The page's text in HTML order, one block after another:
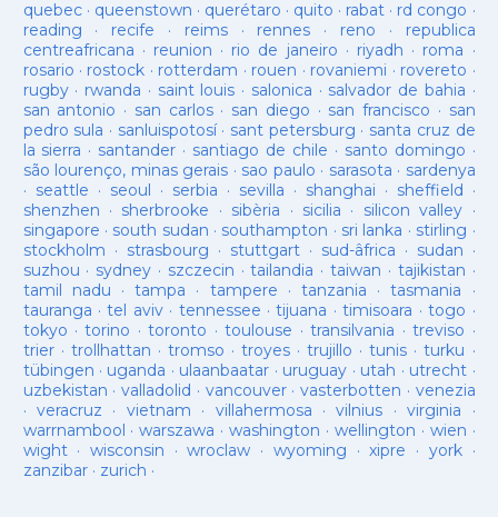
quebec· queenstown · querétaro · quito · rabat · rd congo ·
reading · recife · reims· rennes · reno · republica
centreafricana · reunion · rio de janeiro · riyadh · roma ·
rosario · rostock · rotterdam · rouen · rovaniemi · rovereto ·
rugby· rwanda · saint louis · salonica · salvador de bahia ·
san antonio · san carlos· san diego · san francisco · san
pedro sula · sanluispotosí· sant petersburg · santa cruz de
la sierra · santander · santiago de chile · santo domingo ·
são lourenço, minas gerais · sao paulo · sarasota · sardenya
· seattle · seoul · serbia · sevilla · shanghai · sheffield ·
shenzhen · sherbrooke · sibèria · sicilia · silicon valley ·
singapore · south sudan · southampton · sri lanka · stirling ·
stockholm · strasbourg · stuttgart· sud-âfrica · sudan ·
suzhou · sydney · szczecin ·tailandia ·taiwan · tajikistan ·
tamil nadu ·tampa · tampere · tanzania ·tasmania ·
tauranga ·tel aviv· tennessee ·tijuana ·timisoara ·togo ·
tokyo ·torino ·toronto ·toulouse ·transilvania ·treviso ·
trier· trollhattan · tromso · troyes·trujillo ·tunis ·turku ·
tübingen · uganda · ulaanbaatar · uruguay · utah · utrecht ·
uzbekistan · valladolid · vancouver· vasterbotten · venezia
· veracruz · vietnam · villahermosa ·vilnius ·virginia ·
warrnambool ·warszawa ·washington · wellington · wien ·
wight· wisconsin ·wroclaw · wyoming ·xipre · york·
zanzibar· zurich ·